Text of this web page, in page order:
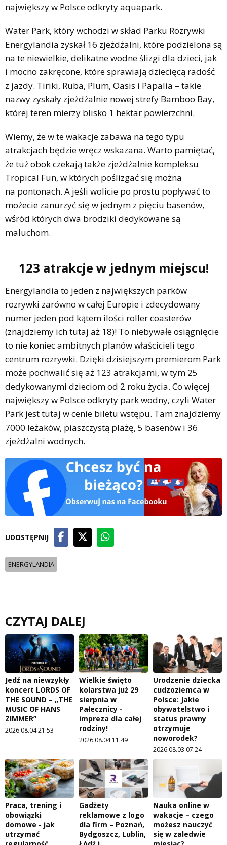
największy w Polsce odkryty aquapark.
Water Park, który wchodzi w skład Parku Rozrywki
Energylandia zyskał 16 zjeżdżalni, które podzielona są
na te niewielkie, delikatne wodne ślizgi dla dzieci, jak
i mocno zakręcone, które sprawiają dziecięcą radość
z jazdy. Tiriki, Ruba, Plum, Oasis i Papalia – takie
nazwy zyskały zjeżdżalnie nowej strefy Bamboo Bay,
której teren mierzy blisko 1 hektar powierzchni.
Wiemy, że w te wakacje zabawa na tego typu
atrakcjach będzie wręcz wskazana. Warto pamiętać,
że tuż obok czekają także zjeżdżalnie kompleksu
Tropical Fun, w których poślizgać się można
na pontonach. A jeśli wolicie po prostu popływać to
możecie zanurzyć się w jednym z pięciu basenów,
wśród których dwa brodziki dedykowane są
maluchom.
123 atrakcje w jednym miejscu!
Energylandia to jeden z największych parków
rozrywki zarówno w całej Europie i zdecydowany
numer jeden pod kątem ilości roller coasterów
(znajdziemy ich tutaj aż 18)! To niebywałe osiągnięcie
to nie koniec ambitnych planów właścicieli tego
centrum rozrywki. Dzięki dzisiejszym premierom Park
może pochwalić się aż 123 atrakcjami, w tym 25
dedykowanymi dzieciom od 2 roku życia. Co więcej
największy w Polsce odkryty park wodny, czyli Water
Park jest tutaj w cenie biletu wstępu. Tam znajdziemy
7000 leżaków, piaszczystą plażę, 5 basenów i 36
zjeżdżalni wodnych.
UDOSTĘPNIJ
ENERGYLANDIA
CZYTAJ DALEJ
Jedź na niewzykły
koncert LORDS OF
THE SOUND – „THE
MUSIC OF HANS
ZIMMER”
2026.08.04 21:53
Wielkie święto
kolarstwa już 29
sierpnia w
Pałecznicy -
impreza dla całej
rodziny!
2026.08.04 11:49
Urodzenie dziecka
cudzoziemca w
Polsce: Jakie
obywatelstwo i
status prawny
otrzymuje
noworodek?
2026.08.03 07:24
Praca, trening i
obowiązki
domowe - jak
utrzymać
Gadżety
reklamowe z logo
dla firm – Poznań,
Bydgoszcz, Lublin,
Nauka online w
wakacje – czego
możesz nauczyć
się w zaledwie